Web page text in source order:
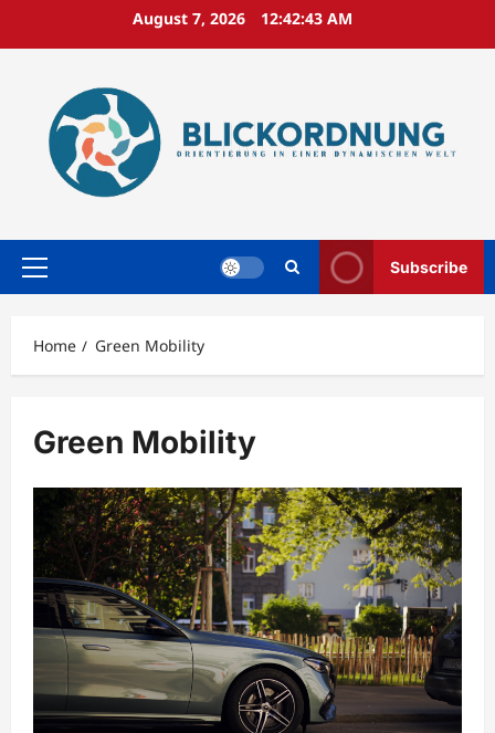
August 7, 2026 12:42:43 AM
Primary
Subscribe
Home Green Mobility
Green Mobility